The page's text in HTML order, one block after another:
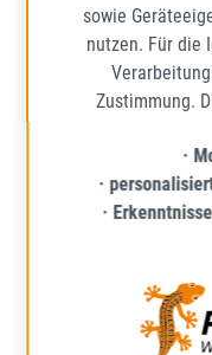
DURO
HF-343
Lieferzeit: ca. 1 -
sowie
nutzen. Für die
Zustimmung.
·
·
·